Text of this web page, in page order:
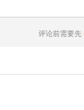
评论前需要先